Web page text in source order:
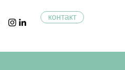
контакт